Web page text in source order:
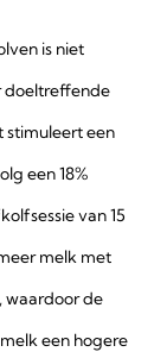
is niet
doeltreffende
stimuleert een
een 18%
van 15
melk met
waardoor de
een hogere